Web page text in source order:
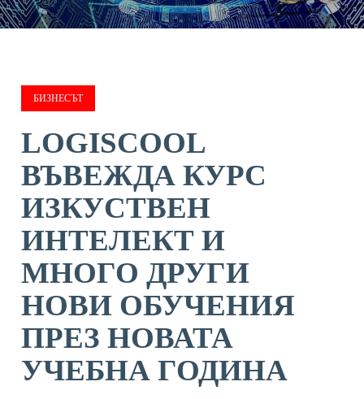
БИЗНЕСЪТ
LOGISCOOL
ВЪВЕЖДА КУРС
ИЗКУСТВЕН
ИНТЕЛЕКТ И
МНОГО ДРУГИ
НОВИ ОБУЧЕНИЯ
ПРЕЗ НОВАТА
УЧЕБНА ГОДИНА